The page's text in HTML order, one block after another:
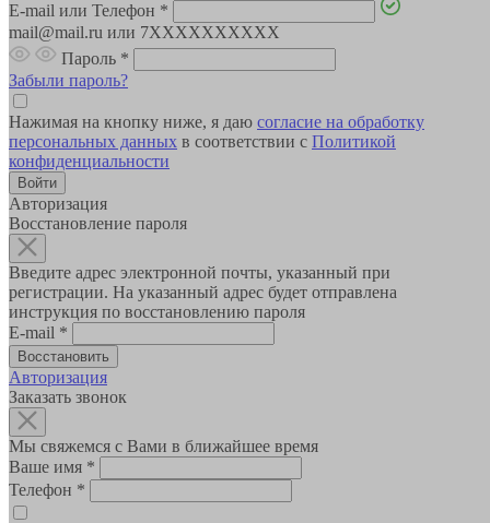
E-mail или Телефон *
mail@mail.ru или 7XXXXXXXXXX
Пароль *
Забыли пароль?
Нажимая на кнопку ниже, я даю согласие на обработку
персональных данных в соответствии с Политикой
конфиденциальности
Авторизация
Восстановление пароля
Введите адрес электронной почты, указанный при
регистрации. На указанный адрес будет отправлена
инструкция по восстановлению пароля
E-mail *
Авторизация
Заказать звонок
Мы свяжемся с Вами в ближайшее время
Ваше имя *
Телефон *